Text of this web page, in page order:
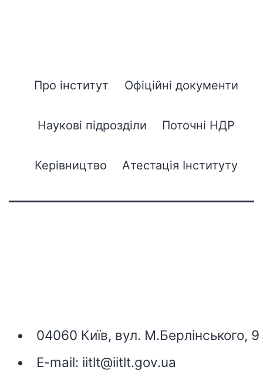
Про інститут Офіційні документи
Наукові підрозділи Поточні НДР
Керівництво Атестація Інституту
04060 Київ, вул. М.Берлінського, 9
E-mail: iitlt@iitlt.gov.ua